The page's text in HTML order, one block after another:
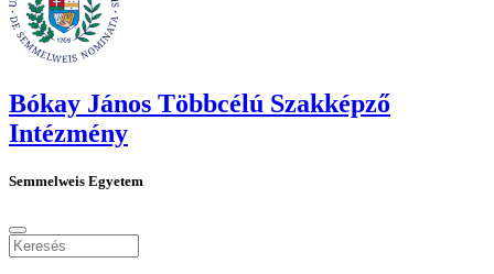
Bókay János Többcélú Szakképző
Intézmény
Semmelweis Egyetem